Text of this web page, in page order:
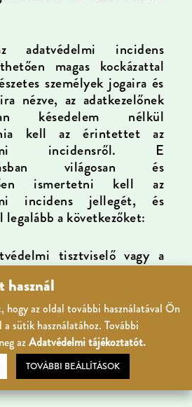
adatvédelmi incidens
magas kockázattal
személyek jogaira és
nézve, az adatkezelőnek
késedelem nélkül
kell az érintettet az
incidensről. E
világosan és
ismertetni kell az
incidens jellegét, és
legalább a következőket:
tisztviselő vagy a
tájékoztatást nyújtó egyéb
nevét és
kell az adatvédelmi
eredő, valószínűsíthető
használ
hogy az oldal további használatával Ön
sütik használatához. További
azAdatvédelmi tájékoztatót.
TOVÁBBI BEÁLLÍTÁSOK